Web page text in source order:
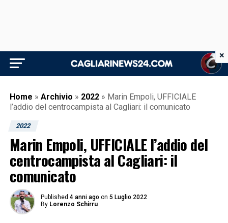
Home » Archivio » 2022 » Marin Empoli, UFFICIALE
l’addio del centrocampista al Cagliari: il comunicato
2022
Marin Empoli, UFFICIALE l’addio del
centrocampista al Cagliari: il
comunicato
Published 4 anni ago on 5 Luglio 2022
By Lorenzo Schirru
×